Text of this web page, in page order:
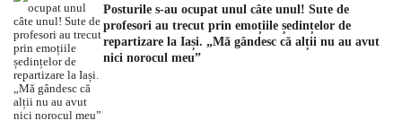
Posturile s-au ocupat unul câte unul! Sute de
profesori au trecut prin emoțiile ședințelor de
repartizare la Iași. „Mă gândesc că alții nu au avut
nici norocul meu”